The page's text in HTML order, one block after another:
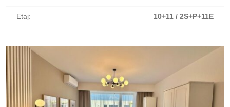
Etaj: 10+11 / 2S+P+11E